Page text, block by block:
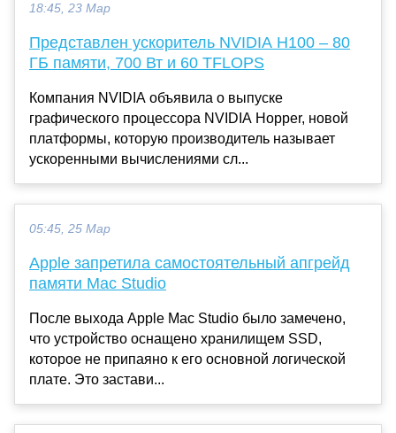
18:45, 23 Мар
Представлен ускоритель NVIDIA H100 – 80
ГБ памяти, 700 Вт и 60 TFLOPS
Компания NVIDIA объявила о выпуске
графического процессора NVIDIA Hopper, новой
платформы, которую производитель называет
ускоренными вычислениями сл...
05:45, 25 Мар
Apple запретила самостоятельный апгрейд
памяти Mac Studio
После выхода Apple Mac Studio было замечено,
что устройство оснащено хранилищем SSD,
которое не припаяно к его основной логической
плате. Это застави...